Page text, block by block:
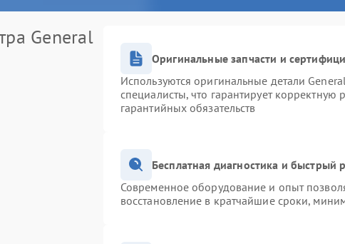
General
Оригинальные запчасти и
Используются оригинальные детали
специалисты, что гарантирует
гарантийных обязательств
Бесплатная диагностика и быстрый
Современное оборудование и опыт
восстановление в кратчайшие сроки,